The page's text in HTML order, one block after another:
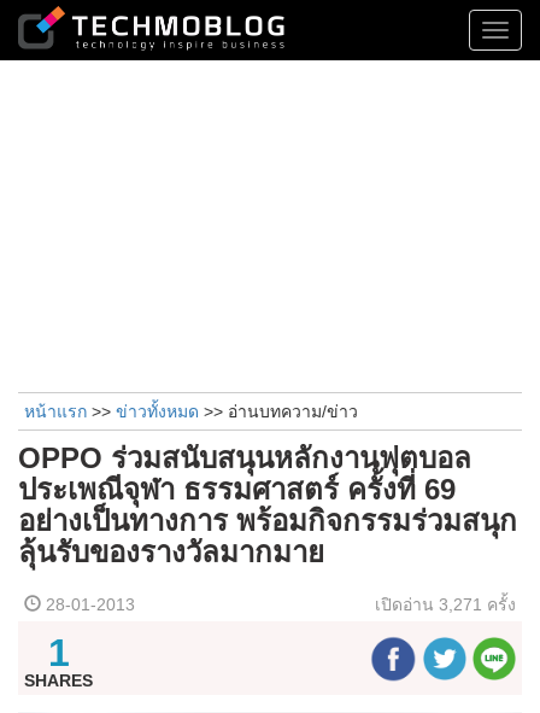
หน้าแรก >> ข่าวทั้งหมด >> อ่านบทความ/ข่าว
OPPO ร่วมสนับสนุนหลักงานฟุตบอล
ประเพณีจุฬา ธรรมศาสตร์ ครั้งที่ 69
อย่างเป็นทางการ พร้อมกิจกรรมร่วมสนุก
ลุ้นรับของรางวัลมากมาย
28-01-2013 เปิดอ่าน 3,271 ครั้ง
1
SHARES